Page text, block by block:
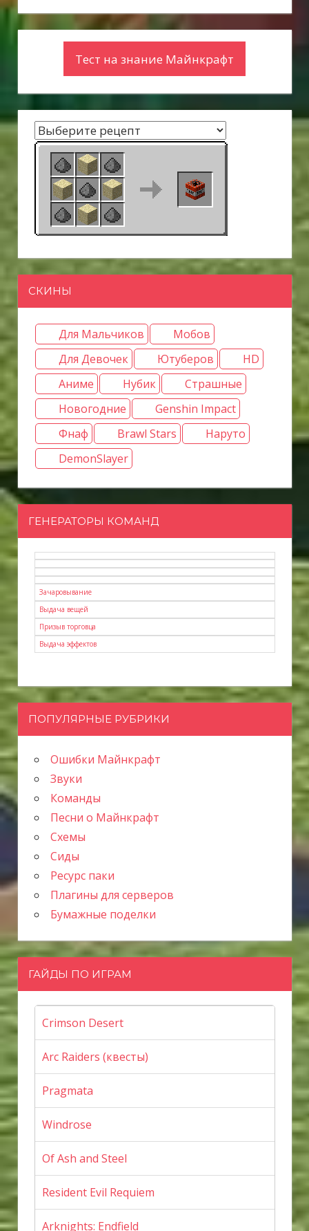
Тест на знание Майнкрафт
СКИНЫ
Для Мальчиков
Мобов
Для Девочек
Ютуберов
HD
Аниме
Нубик
Страшные
Новогодние
Genshin Impact
Фнаф
Brawl Stars
Наруто
DemonSlayer
ГЕНЕРАТОРЫ КОМАНД
Зачаровывание
Выдача вещей
Призыв торговца
Выдача эффектов
ПОПУЛЯРНЫЕ РУБРИКИ
Ошибки Майнкрафт
Звуки
Команды
Песни о Майнкрафт
Схемы
Сиды
Ресурс паки
Плагины для серверов
Бумажные поделки
ГАЙДЫ ПО ИГРАМ
Crimson Desert
Arc Raiders (квесты)
Pragmata
Windrose
Of Ash and Steel
Resident Evil Requiem
Arknights: Endfield